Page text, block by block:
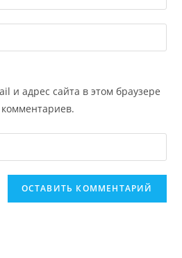
и адрес сайта в этом браузере